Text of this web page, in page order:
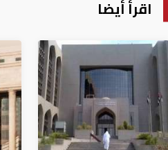
اقرأ أيضا